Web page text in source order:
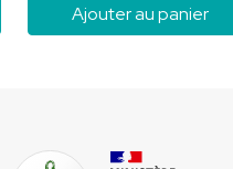
Ajouter au panier